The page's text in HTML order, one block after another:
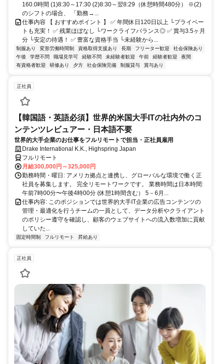
160.0時間 (1)8:30～17:30 (2)8:30～翌8:29（休憩時間480分） ※(2)
のシフトの場合、 「勤務→...
仕事内容 【 おすすめポイント 】 ✅ 年間休日120日以上 └プライベー
トも充実！ ✅ 残業ほぼなし └ワークライフバランス◎ ✅ 賞与3.5ヶ月
分 └安定の待遇！ ✅ 豊富な資格手当 └未経験から...
制服あり 変形労働時間制 資格取得支援あり 長期 フリーター歓迎
社会保険あり
午後
学歴不問 職場見学可 経験不問 未経験者歓迎 午前 経験者歓迎
夜間
有資格者歓迎
研修あり 夕方 社会保険完備 制服貸与 賞与あり
正社員
【韓国語・英語必須】世界的米国大手ITの社内外のコ
ンテンツレビュアー・日本語不要
世界的大手企業のお仕事をフルリモートで担当・正社員雇用
Drake International K.K., Highspring Japan
フルリモート
月給300,000円～325,000円
勤務時間・曜日: アメリカ拠点と連携し、グローバルな環境で働く正
社員を募集します。 完全リモートワークです。 業務時間は日本時間:
午前7時00分〜午後4時00分 (休憩1時間含む） 5－6月...
仕事内容: このポジションでは世界的大手IT企業の広告コンテンツの
管理・最適化を行うチームの一員として、データ分析やクライアント
のポリシー遵守を確認し、顧客のウェブサイトへの流入数増加に貢献
していた...
固定時間制 フルリモート 昇給あり
正社員